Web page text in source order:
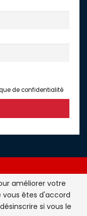
de confidentialité
de la France et du
- Atlasinfo- 2026
améliorer votre
vous êtes d'accord
si vous le